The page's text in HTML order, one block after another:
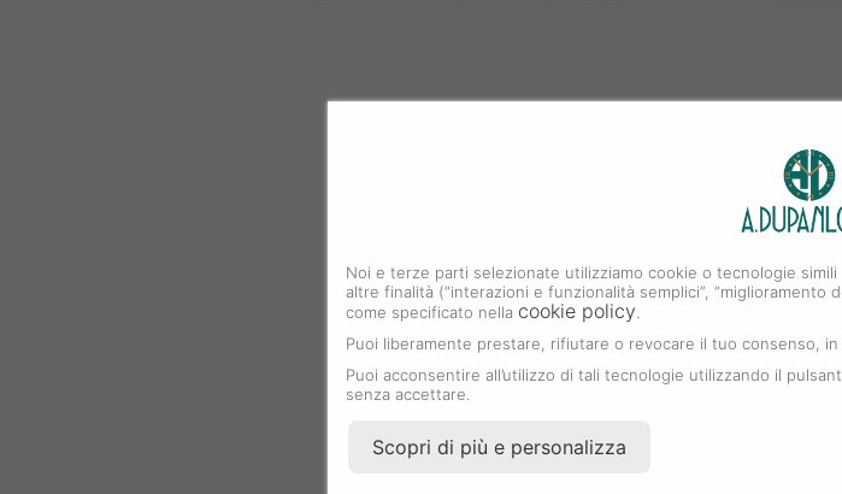
Noi e terze parti selezionate utilizziamo cookie o tecnologie
altre finalità (“interazioni e funzionalità semplici”, “miglioramento
come specificato nella cookie policy
Puoi liberamente prestare, rifiutare o revocare il tuo consenso, in
Puoi acconsentire all’utilizzo di tali tecnologie utilizzando il
senza accettare.
Scopri di più e personalizza